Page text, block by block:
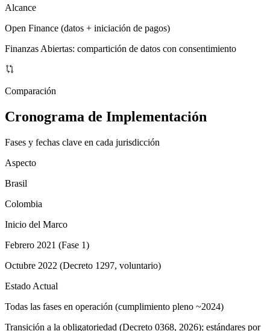
Alcance
Open Finance (datos + iniciación de pagos)
Finanzas Abiertas: compartición de datos con consentimiento
Comparación
Cronograma de Implementación
Fases y fechas clave en cada jurisdicción
Aspecto
Brasil
Colombia
Inicio del Marco
Febrero 2021 (Fase 1)
Octubre 2022 (Decreto 1297, voluntario)
Estado Actual
Todas las fases en operación (cumplimiento pleno ~2024)
Transición a la obligatoriedad (Decreto 0368, 2026); estándares por